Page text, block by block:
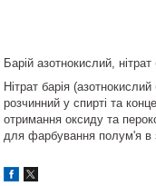
Барій азотнокислий, нітрат
Нітрат барія
розчинний у спирті та
отримання оксиду та
для фарбування полум'я в